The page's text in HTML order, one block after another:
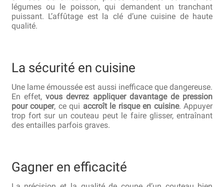
légumes ou le poisson, qui demandent un tranchant
puissant. L’affûtage est la clé d’une cuisine de haute
qualité.
La sécurité en cuisine
Une lame émoussée est aussi inefficace que dangereuse.
En effet,vous devrez appliquer davantage de pression
pour couper, ce qui accroît le risque en cuisine. Appuyer
trop fort sur un couteau peut le faire glisser, entraînant
des entailles parfois graves.
Gagner en efficacité